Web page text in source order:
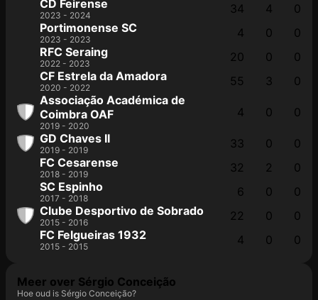
CD Feirense
2023 - 2024 34 4
0
Portimonense SC
2023 - 2023 4 0
0
RFC Seraing
2022 - 2023 20 0
0
CF Estrela da Amadora
2020 - 2022 55 3
0
Associação Académica de
Coimbra OAF
2019 - 2020
4 0
0
GD Chaves II
2019 - 2019 33 0
0
FC Cesarense
2018 - 2019 32 2
0
SC Espinho
2017 - 2018 6 0
0
Clube Desportivo de Sobrado
2015 - 2016 22 0
0
FC Felgueiras 1932
2015 - 2015 4 0 0
Meer over Sérgio Conceição
Hoe oud is Sérgio Conceição?